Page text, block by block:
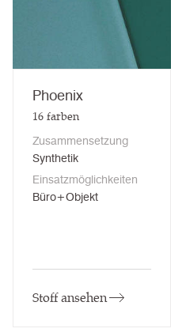
Phoenix
16farben
Zusammensetzung
Synthetik
Einsatzmöglichkeiten
Büro+Objekt
Stoff ansehen